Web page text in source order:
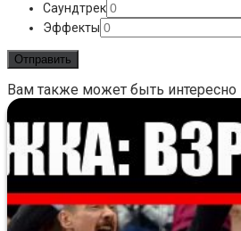
Саундтрек
Эффекты
Вам также может быть интересно